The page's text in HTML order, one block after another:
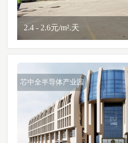
2.4 - 2.6元/m².天
芯中全半导体产业园